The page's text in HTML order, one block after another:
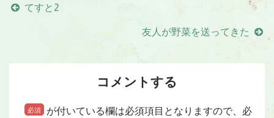
てすと2
友人が野菜を送ってきた
コメントする
必須
が付いている欄は必須項目となりますので、必